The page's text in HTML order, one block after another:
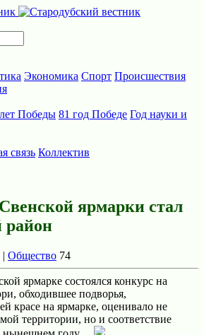
Экономика Спорт Происшествия
Победы 81 год Победе Год науки и
связь Коллектив
ярмарки стал
район
Общество 74
ярмарке состоялся конкурс на
обходившее подворья,
красе на ярмaрке, оценивало не
территории, но и соответствие